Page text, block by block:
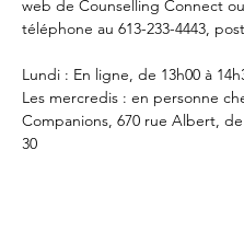
web de Counselling Connect
téléphone au 613-233-4443,
Lundi : En ligne, de 13h00 à
Les mercredis : en personne
Companions, 670 rue Albert, de
30